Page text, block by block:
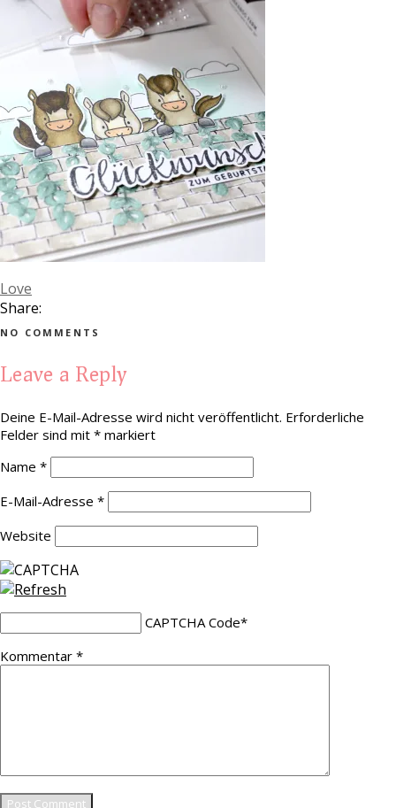
Love
Share:
NO COMMENTS
Leave a Reply
Deine E-Mail-Adresse wird nicht veröffentlicht. Erforderliche
Felder sind mit * markiert
Name *
E-Mail-Adresse *
Website
CAPTCHA Code*
Kommentar *